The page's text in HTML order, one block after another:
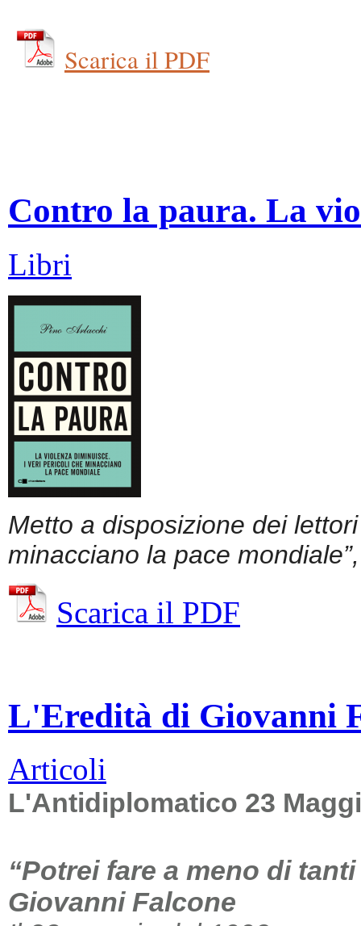
Scarica il PDF
Contro la paura. La
Libri
Metto a disposizione dei
minacciano la pace
Scarica il PDF
L'Eredità di Giovanni
Articoli
L'Antidiplomatico 23
“Potrei fare a meno di
Giovanni Falcone